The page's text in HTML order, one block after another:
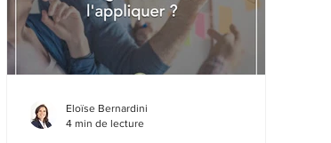
Eloïse Bernardini
4 min de lecture